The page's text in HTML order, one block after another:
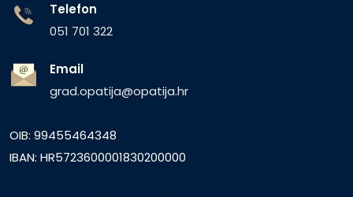
Telefon
051 701 322
Email
grad.opatija@opatija.hr
OIB: 99455464348
IBAN: HR5723600001830200000